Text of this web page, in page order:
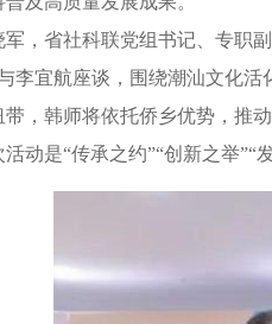
省社科联党组书记、专职副
宜航座谈，围绕潮汕文化活
，韩师将依托侨乡优势，推
是“传承之约”“创新之举”“发